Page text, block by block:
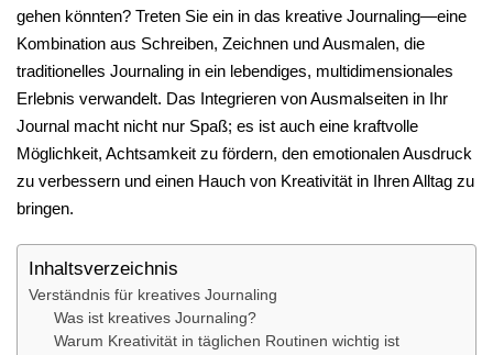
gehen könnten? Treten Sie ein in das kreative Journaling—eine
Kombination aus Schreiben, Zeichnen und Ausmalen, die
traditionelles Journaling in ein lebendiges, multidimensionales
Erlebnis verwandelt. Das Integrieren von Ausmalseiten in Ihr
Journal macht nicht nur Spaß; es ist auch eine kraftvolle
Möglichkeit, Achtsamkeit zu fördern, den emotionalen Ausdruck
zu verbessern und einen Hauch von Kreativität in Ihren Alltag zu
bringen.
Inhaltsverzeichnis
Verständnis für kreatives Journaling
Was ist kreatives Journaling?
Warum Kreativität in täglichen Routinen wichtig ist